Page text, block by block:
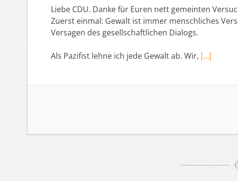
Liebe CDU. Danke für Euren nett gemeinten
Zuerst einmal: Gewalt ist immer menschliches
Versagen des gesellschaftlichen Dialogs.
Als Pazifist lehne ich jede Gewalt ab. Wir, […]